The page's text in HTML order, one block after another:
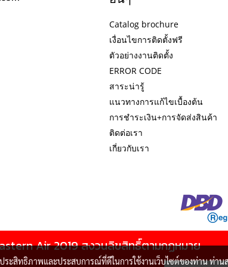
Catalog brochure
เงื่อนไขการติดตั้งฟรี
ตัวอย่างงานติดตั้ง
ERROR CODE
สาระน่ารู้
แนวทางการแก้ไขเบื้องต้น
การชำระเงิน+การจัดส่งสินค้า
ติดต่อเรา
เกี่ยวกับเรา
Air 2019 สงวนลิขสิทธิ์ตามกฏหมาย
ระสิทธิภาพและประสบการณ์ที่ดีในการใช้งานเว็บไซต์ของท่าน ท่าน